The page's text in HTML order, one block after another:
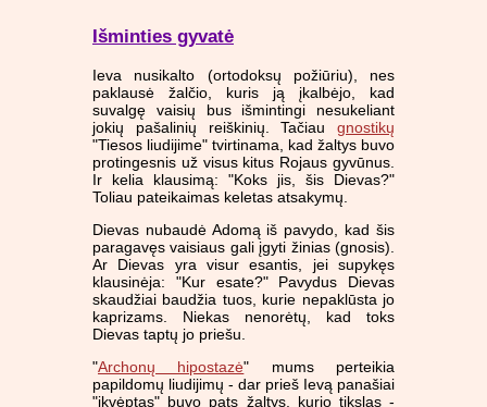
Išminties gyvatė
Ieva nusikalto (ortodoksų požiūriu), nes
paklausė žalčio, kuris ją įkalbėjo, kad
suvalgę vaisių bus išmintingi nesukeliant
jokių pašalinių reiškinių. Tačiau gnostikų
"Tiesos liudijime" tvirtinama, kad žaltys buvo
protingesnis už visus kitus Rojaus gyvūnus.
Ir kelia klausimą: "Koks jis, šis Dievas?"
Toliau pateikaimas keletas atsakymų.
Dievas nubaudė Adomą iš pavydo, kad šis
paragavęs vaisiaus gali įgyti žinias (gnosis).
Ar Dievas yra visur esantis, jei supykęs
klausinėja: "Kur esate?" Pavydus Dievas
skaudžiai baudžia tuos, kurie nepaklūsta jo
kaprizams. Niekas nenorėtų, kad toks
Dievas taptų jo priešu.
"Archonų hipostazė" mums perteikia
papildomų liudijimų - dar prieš Ievą panašiai
"įkvėptas" buvo pats žaltys, kurio tikslas -